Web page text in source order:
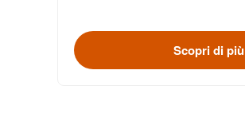
Scopri di più